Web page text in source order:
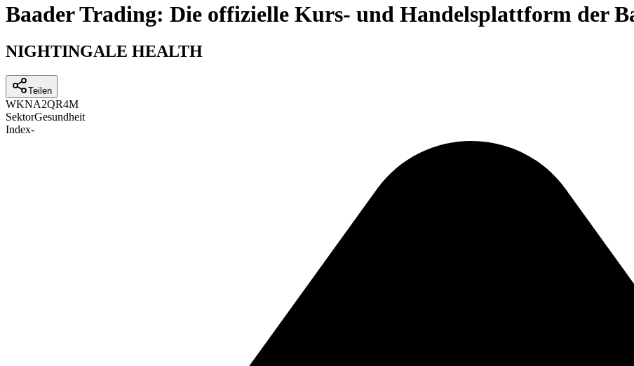
Baader Trading: Die offizielle Kurs- und Handelsplattform der
NIGHTINGALE HEALTH
Teilen
WKNA2QR4M
SektorGesundheit
Index-